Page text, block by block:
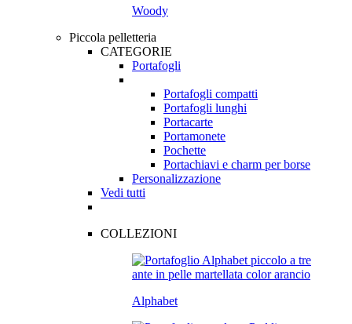
Woody
Piccola pelletteria
CATEGORIE
Portafogli
Portafogli compatti
Portafogli lunghi
Portacarte
Portamonete
Pochette
Portachiavi e charm per borse
Personalizzazione
Vedi tutti
COLLEZIONI
Alphabet